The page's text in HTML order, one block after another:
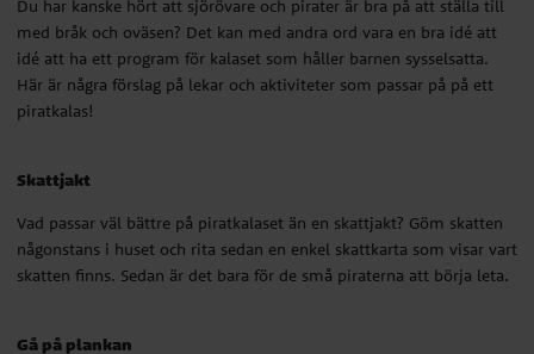
någonstans i huset och rita sedan en enkel skattkarta som visar vart
skatten finns. Sedan är det bara för de små piraterna att börja leta.
Plocka fram en planka och en ögonbindel. Har du små barn? Lägg
ut plankan på golvet. Har du större barn? Då kan du höja upp
plankan en aning. Ta sedan på barnen en ögonbindel och låt dem
balansera på plankan. Den pirat som klarar att hålla balansen
längst, och inte ramlar överbord, vinner.
Låt barnen hitta på roliga piratnamn åt varandra
Du har kanske hört att sjörövare och pirater är bra på att ställa till
med bråk och oväsen? Det kan med andra ord vara en bra idé att
idé att ha ett program för kalaset som håller barnen sysselsatta.
Här är några förslag på lekar och aktiviteter som passar på på ett
piratkalas!
Skattjakt
Vad passar väl bättre på piratkalaset än en skattjakt? Göm skatten
någonstans i huset och rita sedan en enkel skattkarta som visar vart
skatten finns. Sedan är det bara för de små piraterna att börja leta.
Gå på plankan